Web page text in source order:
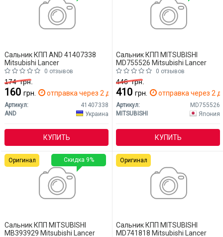
Сальник КПП AND 41407338
Mitsubishi Lancer
0 отзывов
174грн.
160 грн. отправка через 2 дн.
Артикул:
41407338
AND
Украина
КУПИТЬ
Сальник КПП MITSUBISHI
MD755526 Mitsubishi Lancer
0 отзывов
446грн.
410 грн. отправка через 2
Артикул:
MD755526
MITSUBISHI
Япония
КУПИТЬ
Сальник КПП MITSUBISHI
MB393929 Mitsubishi Lancer
Скидка 9%
Оригинал
Сальник КПП MITSUBISHI
MD741818 Mitsubishi Lancer
Оригинал